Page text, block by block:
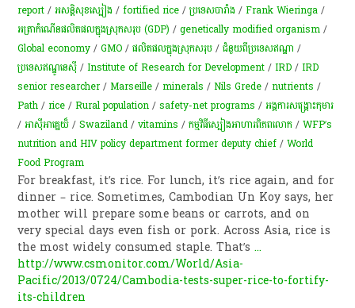
report /​អសន្តិសុខ​ស្បៀង​ /fortified rice /ប្រទេសបារាំង /Frank Wieringa /
អត្រា​កំណើន​ផលិតផល​ក្នុង​ស្រុក​សរុប​ (GDP)​ /genetically modified organism /
Global economy /GMO /ផលិតផលក្នុងស្រុកសរុប /ជំនួយពីប្រទេសឥណ្ឌា /
ប្រទេសឥណ្ឌូនេស៊ី /Institute of Research for Development /IRD /IRD
senior researcher/Marseille /minerals /Nils Grede /nutrients /
Path /rice /Rural population /safety-net programs /អង្គការ​សង្គ្រោះ​កុមារ
/អាស៊ីអាគ្នេយ៏ /Swaziland /vitamins /កម្មវិធី​ស្បៀងអាហារ​ពិភពលោក​ /WFP’s
nutrition and HIV policy department former deputy chief /World
Food Program
For breakfast, it’s rice. For lunch, it’s rice again, and for
dinner – rice. Sometimes, Cambodian Un Koy says, her
mother will prepare some beans or carrots, and on
very special days even fish or pork. Across Asia, rice is
the most widely consumed staple. That’s...
http://www.csmonitor.com/World/Asia-
Pacific/2013/0724/Cambodia-tests-super-rice-to-fortify-
its-children